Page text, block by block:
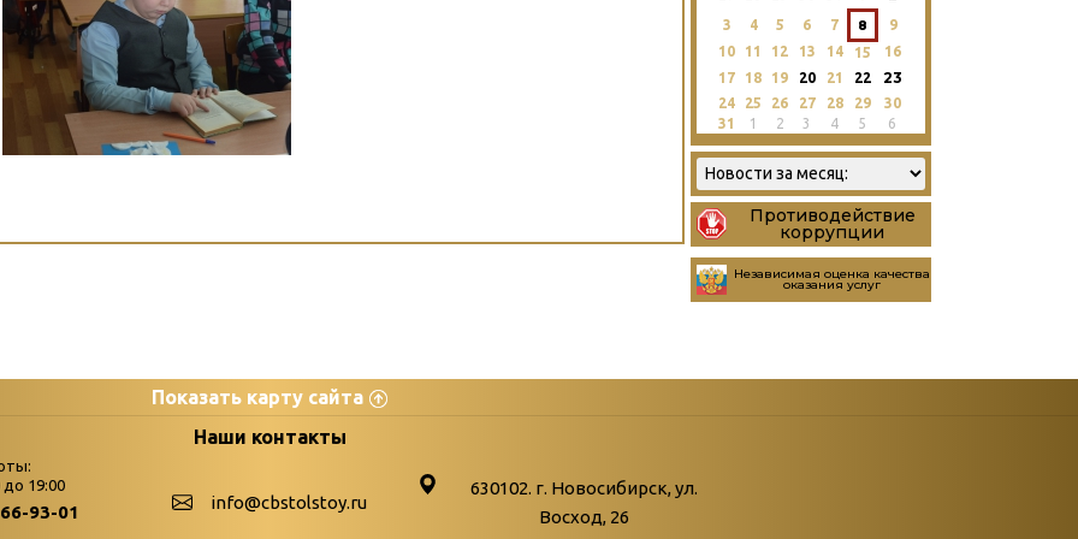
3 4 5 6 7 8
9
10
11 12 13 14 15
16
17
18 19 20 21 22 23
24 25 26 27 28 29
30
31
1 2 3 4 5 6
Противодействие
коррупции
Независимая оценка качества
оказания услуг
Показать карту сайта
palitra
Бюллетень новых поступлений
Война. Народ. Победа.
Наши контакты
до 19:00
93-01 info@cbstolstoy.ru
630102. г. Новосибирск, ул.
Восход, 26